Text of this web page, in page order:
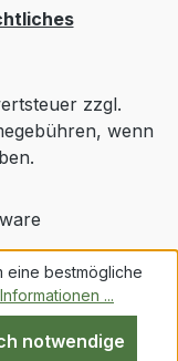
zzgl.
wenn
eine bestmögliche
...
notwendige